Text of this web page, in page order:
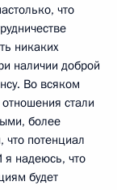
что
никаких
наличии доброй
Во всяком
стали
более
потенциал
я надеюсь, что
будет